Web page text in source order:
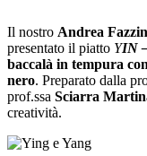
Il nostro Andrea
presentato il piatto YIN
baccalà in tempura
nero. Preparato dalla
prof.ssa Sciarra
creatività.